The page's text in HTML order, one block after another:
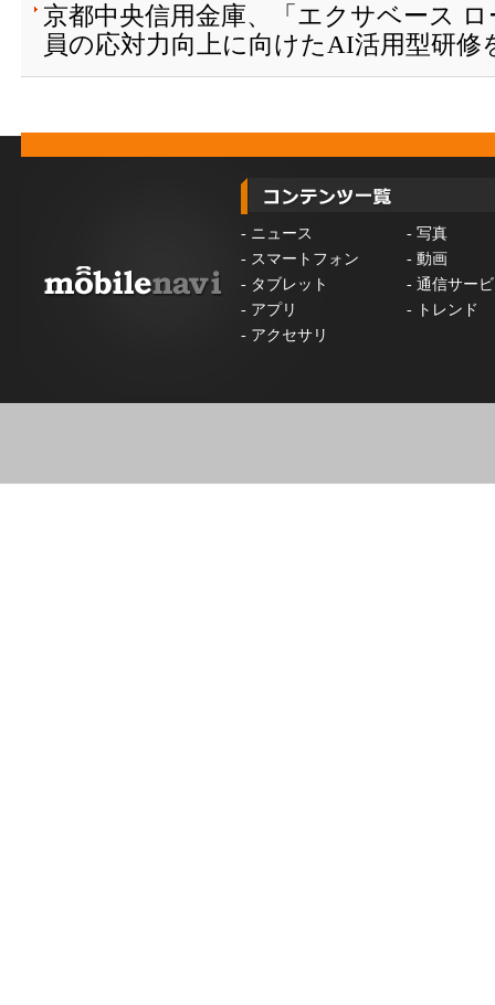
京都中央信用金庫、「エクサベース
員の応対力向上に向けたAI活用型研修
- ニュース - 写真
- スマートフォン - 動画
- タブレット - 通信サー
- アプリ -
トレンド
- アクセサリ